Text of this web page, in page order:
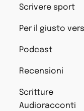
Scrivere sport
Per il giusto
Podcast
Recensioni
Scritture
Audioracconti